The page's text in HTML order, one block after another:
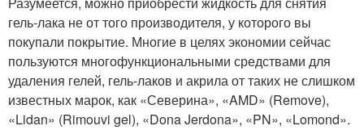
гель-лака не от того производителя, у которого вы
покупали покрытие. Многие в целях экономии сейчас
пользуются многофункциональными средствами для
удаления гелей, гель-лаков и акрила от таких не слишком
известных марок, как «Северина», «AMD» (Remove),
«Lidan» (Rimouvi gel), «Dona Jerdona», «PN», «Lomond».